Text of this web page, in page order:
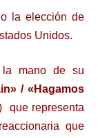
la elección de
Unidos.
mano de su
/ «Hagamos
que representa
que